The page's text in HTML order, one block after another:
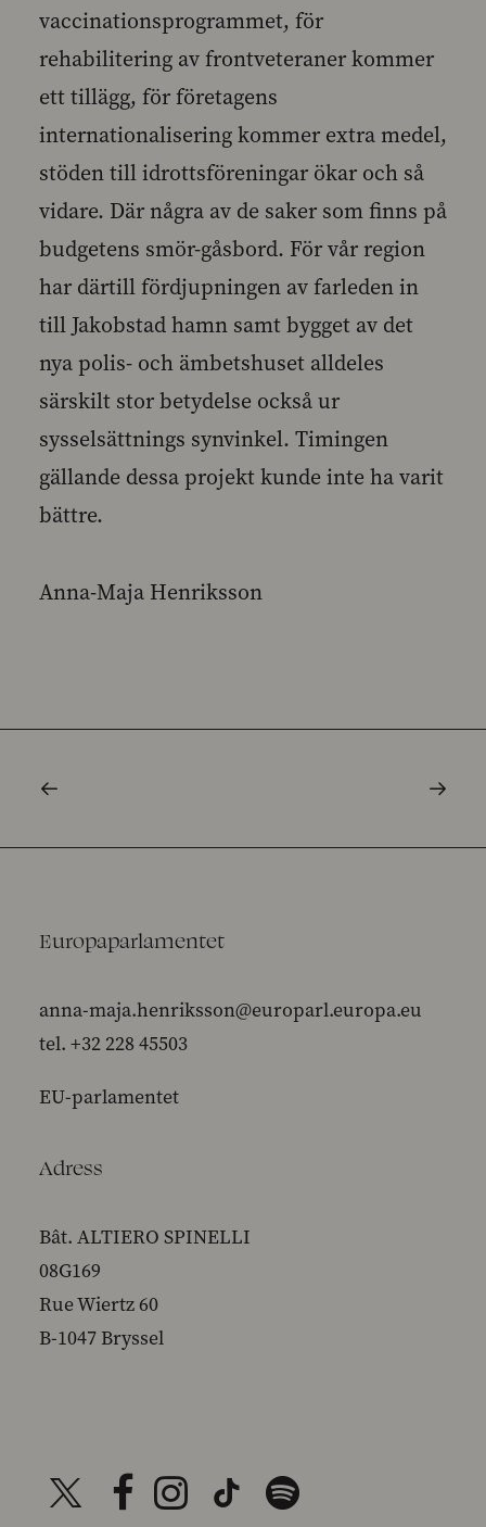
vaccinationsprogrammet, för
rehabilitering av frontveteraner kommer
ett tillägg, för företagens
internationalisering kommer extra medel,
stöden till idrottsföreningar ökar och så
vidare. Där några av de saker som finns på
budgetens smör-gåsbord. För vår region
har därtill fördjupningen av farleden in
till Jakobstad hamn samt bygget av det
nya polis- och ämbetshuset alldeles
särskilt stor betydelse också ur
sysselsättnings synvinkel. Timingen
gällande dessa projekt kunde inte ha varit
bättre.
Anna-Maja Henriksson
Europaparlamentet
anna-maja.henriksson@europarl.europa.eu
tel. +32 228 45503
EU-parlamentet
Adress
Bât. ALTIERO SPINELLI
08G169
Rue Wiertz 60
B-1047 Bryssel